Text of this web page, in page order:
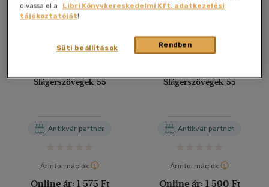
Slágerszövegek 55
Antikvár partner
Árinformációk
Online ár: 1 575 Ft
Slágerszövegek 55
Antikvár partner
Árinformációk
Online ár: 1 590 Ft
olvassa el a
Libri Könyvkereskedelmi Kft. adatkezelési
tájékoztatóját!
Rendben
Süti beállítások